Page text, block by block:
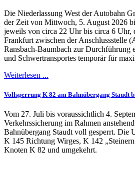
Die Niederlassung West der Autobahn
der Zeit von Mittwoch, 5. August 2026
jeweils von circa 22 Uhr bis circa 6 Uhr,
Frankfurt zwischen der Anschlussstelle
Ransbach-Baumbach zur Durchführung
und Schwertransportes temporär für
Weiterlesen ...
Vollsperrung K 82 am Bahnübergang Staudt
Vom 27. Juli bis voraussichtlich 4.
Verkehrssicherung im Rahmen
Bahnübergang Staudt voll gesperrt. Die
K 145 Richtung Wirges, K 142
Knoten K 82 und umgekehrt.